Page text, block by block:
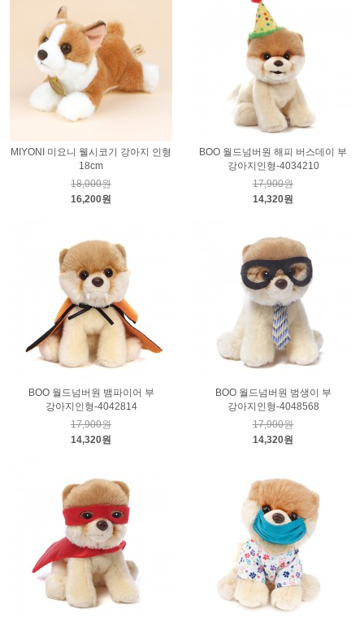
MIYONI 미요니 웰시코기 강아지 인형
18cm
18,000원
16,200원
BOO 월드넘버원 해피 버스데이 부
강아지인형-4034210
17,900원
14,320원
BOO 월드넘버원 뱀파이어 부
강아지인형-4042814
17,900원
14,320원
BOO 월드넘버원 범생이 부
강아지인형-4048568
17,900원
14,320원